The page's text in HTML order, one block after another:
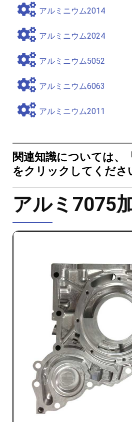
アルミニウム2014
アルミニウム2024
アルミニウム5052
アルミニウム6063
アルミニウム2011
関連知識については、「
をクリックしてくださ
アルミ7075